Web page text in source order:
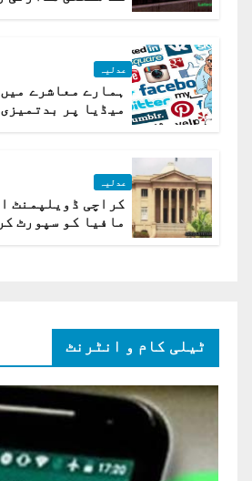
عدلیہ
ہمارے معاشرے
میڈیا پر
عدلیہ
کراچی ڈویلپمنٹ
مافیا کو سپورٹ
ٹیلی کام و انٹرنٹ